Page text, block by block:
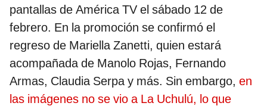
pantallas de América TV el sábado 12 de
febrero. En la promoción se confirmó el
regreso de Mariella Zanetti, quien estará
acompañada de Manolo Rojas, Fernando
Armas, Claudia Serpa y más. Sin embargo, en
las imágenes no se vio a La Uchulú, lo que